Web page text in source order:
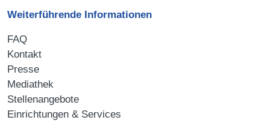
Weiterführende Informationen
FAQ
Kontakt
Presse
Mediathek
Stellenangebote
Einrichtungen & Services